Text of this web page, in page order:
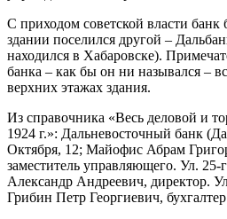
С приходом советской власти
здании поселился другой –
находился в Хабаровске).
банка – как бы он ни назывался –
верхних этажах здания.
Из справочника «Весь деловой и
1924 г.»: Дальневосточный банк
Октября, 12; Майофис Абрам
заместитель управляющего. Ул.
Александр Андреевич, директор.
Грибин Петр Георгиевич,